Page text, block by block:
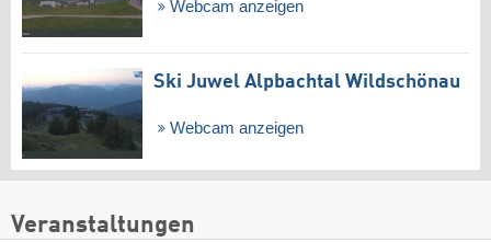
Webcam anzeigen
Ski Juwel Alpbachtal Wildschönau
Webcam anzeigen
Veranstaltungen